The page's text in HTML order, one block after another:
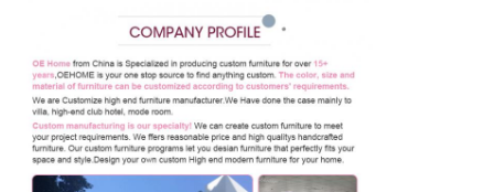
LEDライトの化粧品用ドレッシングテーブル
メイクミラー メイクテーブル メイクミラー
メイクアップテーブル家具
高級化粧品 バニティポータブル
メイクテーブル プロ
メイクテーブル メイクバニティ
メイクアップテーブル,鏡と椅子
個別化粧台